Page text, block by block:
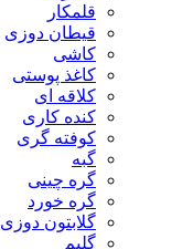
قلمکار
قیطان دوزی
کاشی
کاغذ پوستی
کلاقه ای
کنده کاری
کوفته گری
گبه
گره چینی
گره خورد
گلابتون دوزی
گلیم